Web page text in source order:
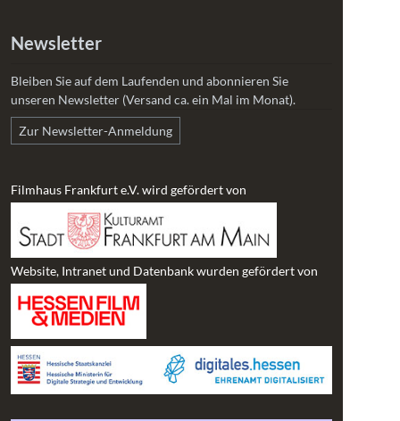
Newsletter
Bleiben Sie auf dem Laufenden und abonnieren Sie
unseren Newsletter (Versand ca. ein Mal im Monat).
Zur Newsletter-Anmeldung
Filmhaus Frankfurt e.V. wird gefördert von
Website, Intranet und Datenbank wurden gefördert von